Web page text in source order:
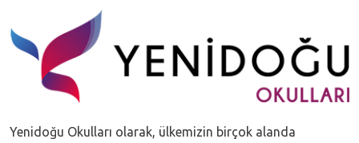
Yenidoğu Okulları olarak, ülkemizin birçok alanda